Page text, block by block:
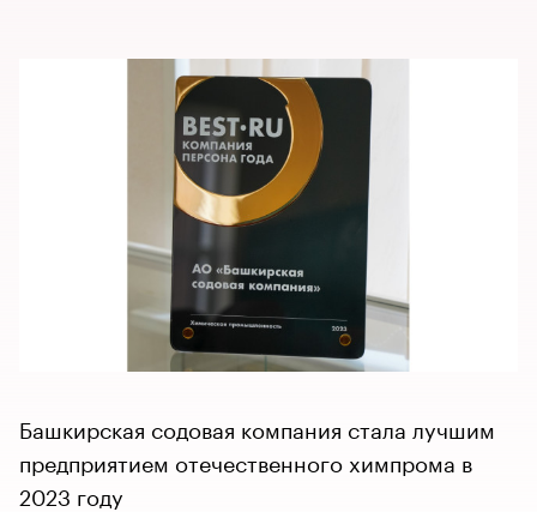
Башкирская содовая компания стала лучшим
предприятием отечественного химпрома в
2023 году